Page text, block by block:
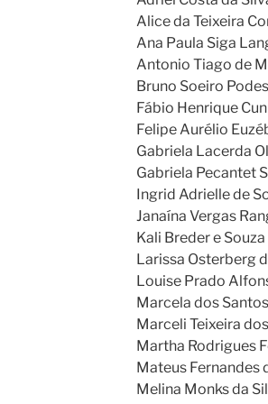
Alice da Teixeira
Ana Paula Siga
Antonio Tiago de
Bruno Soeiro
Fábio Henrique
Felipe Aurélio
Gabriela Lacerda
Gabriela Pecantet
Ingrid Adrielle de
Janaína Vergas
Kali Breder e Souza
Larissa Osterberg
Louise Prado
Marcela dos
Marceli Teixeira
Martha Rodrigues
Mateus Fernandes
Melina Monks da